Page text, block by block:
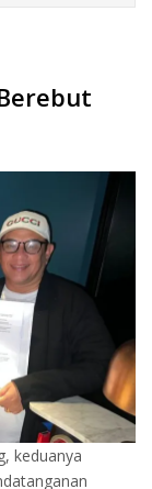
keduanya